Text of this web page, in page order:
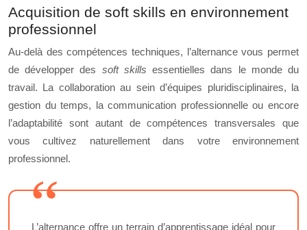
Acquisition de soft skills en environnement
professionnel
Au-delà des compétences techniques, l’alternance vous permet
de développer des soft skillsessentielles dans le monde du
travail. La collaboration au sein d’équipes pluridisciplinaires, la
gestion du temps, la communication professionnelle ou encore
l’adaptabilité sont autant de compétences transversales que
vous cultivez naturellement dans votre environnement
professionnel.
L’alternance offre un terrain d’apprentissage idéal pour